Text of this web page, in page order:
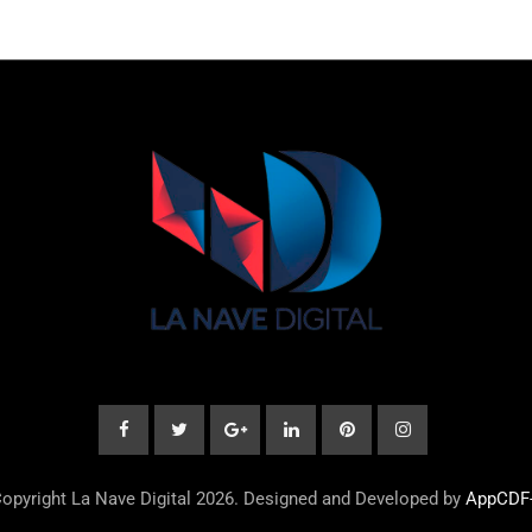
La Nave Digital 2026. Designed and Developed by